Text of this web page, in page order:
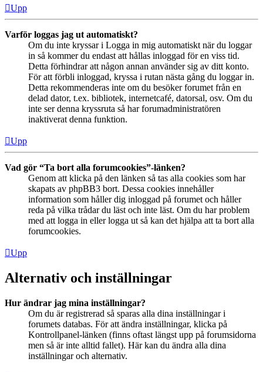
Upp
Varför loggas jag ut automatiskt?
Om du inte kryssar i Logga in mig automatiskt när du loggar
in så kommer du endast att hållas inloggad för en viss tid.
Detta förhindrar att någon annan använder sig av ditt konto.
För att förbli inloggad, kryssa i rutan nästa gång du loggar in.
Detta rekommenderas inte om du besöker forumet från en
delad dator, t.ex. bibliotek, internetcafé, datorsal, osv. Om du
inte ser denna kryssruta så har forumadministratören
inaktiverat denna funktion.
Upp
Vad gör “Ta bort alla forumcookies”-länken?
Genom att klicka på den länken så tas alla cookies som har
skapats av phpBB3 bort. Dessa cookies innehåller
information som håller dig inloggad på forumet och håller
reda på vilka trådar du läst och inte läst. Om du har problem
med att logga in eller logga ut så kan det hjälpa att ta bort alla
forumcookies.
Upp
Alternativ och inställningar
Hur ändrar jag mina inställningar?
Om du är registrerad så sparas alla dina inställningar i
forumets databas. För att ändra inställningar, klicka på
Kontrollpanel-länken (finns oftast längst upp på forumsidorna
men så är inte alltid fallet). Här kan du ändra alla dina
inställningar och alternativ.